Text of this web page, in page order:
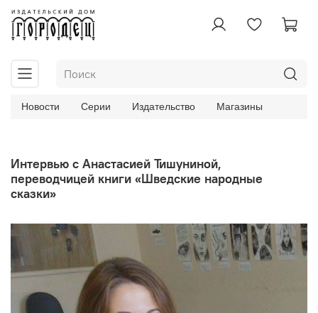
Новости Серии Издательство Магазины
Интервью с Анастасией Тишуниной,
переводчицей книги «Шведские народные
сказки»